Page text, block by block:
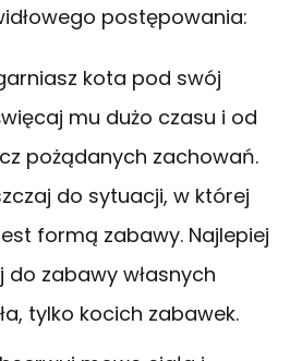
postępowania:
kota pod swój
mu dużo czasu i od
pożądanych zachowań.
do sytuacji, w której
formą zabawy. Najlepiej
do zabawy własnych
tylko kocich zabawek.